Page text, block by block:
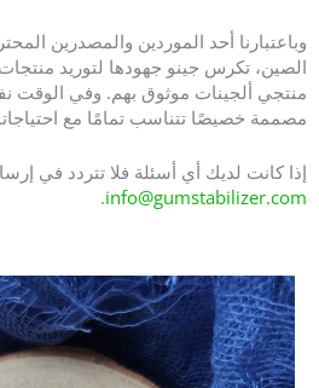
وباعتبارنا أحد الموردين والمصدرين
الصين، تكرس جينو جهودها لتوريد
منتجي ألجينات موثوق بهم. وفي الوقت
مصممة خصيصًا تتناسب تمامًا مع
إذا كانت لديك أي أسئلة فلا تتردد في
info@gumstabilizer.com
.